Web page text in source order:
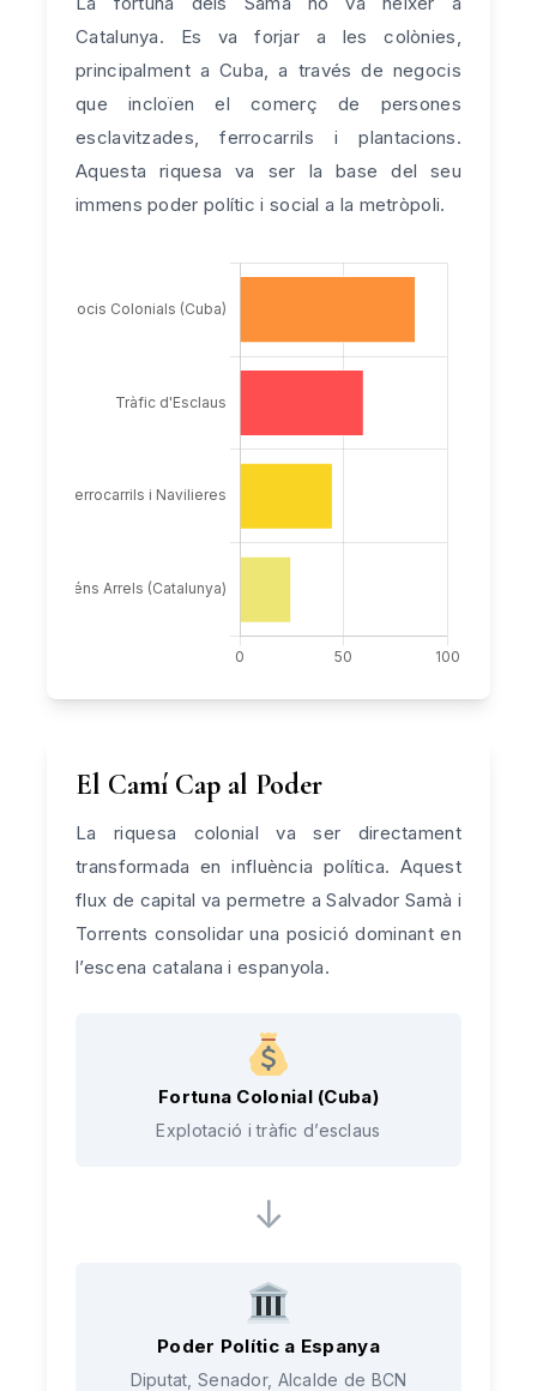
Catalunya. Es va forjar a les colònies,
principalment a Cuba, a través de negocis
que incloïen el comerç de persones
esclavitzades, ferrocarrils i plantacions.
Aquesta riquesa va ser la base del seu
immens poder polític i social a la metròpoli.
El Camí Cap al Poder
La riquesa colonial va ser directament
transformada en influència política. Aquest
flux de capital va permetre a Salvador Samà i
Torrents consolidar una posició dominant en
l’escena catalana i espanyola.
Fortuna Colonial (Cuba)
Explotació i tràfic d’esclaus
↓
Poder Polític a Espanya
Diputat, Senador, Alcalde de BCN